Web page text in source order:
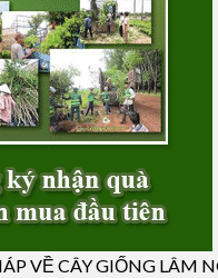
VỀ CÂY GIỐNG LÂM